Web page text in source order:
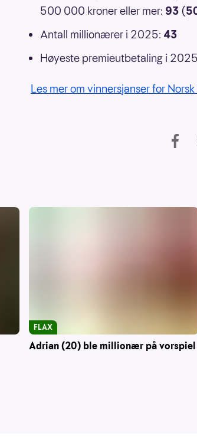
500 000 kroner eller mer: 93 (
Antall millionærer i 2025: 43
Høyeste premieutbetaling i
Les mer om vinnersjanser for
Adrian (20) ble millionær på vorspiel
FLAX